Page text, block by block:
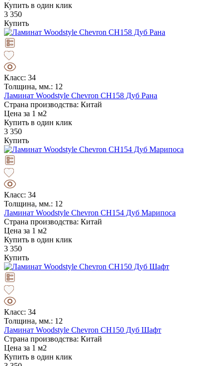
Купить в один клик
3 350
Купить
Класс: 34
Толщина, мм.: 12
Ламинат Woodstyle Chevron CH158 Дуб Рана
Страна производства: Китай
Цена за 1 м2
Купить в один клик
3 350
Купить
Класс: 34
Толщина, мм.: 12
Ламинат Woodstyle Chevron CH154 Дуб Марипоса
Страна производства: Китай
Цена за 1 м2
Купить в один клик
3 350
Купить
Класс: 34
Толщина, мм.: 12
Ламинат Woodstyle Chevron CH150 Дуб Шафт
Страна производства: Китай
Цена за 1 м2
Купить в один клик